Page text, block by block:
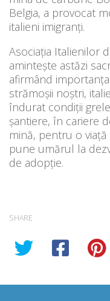
Belgia, a provocat
italieni imigranți.
Asociația Italienilor
amintește astăzi
afirmând
strămoșii noștri,
îndurat condiții
șantiere, în cariere
mină, pentru o
pune umărul la
de adopție.
SHARE